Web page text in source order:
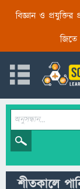
বিজ্ঞান ও প্রযুক্তির
জিতে
শীতকালে